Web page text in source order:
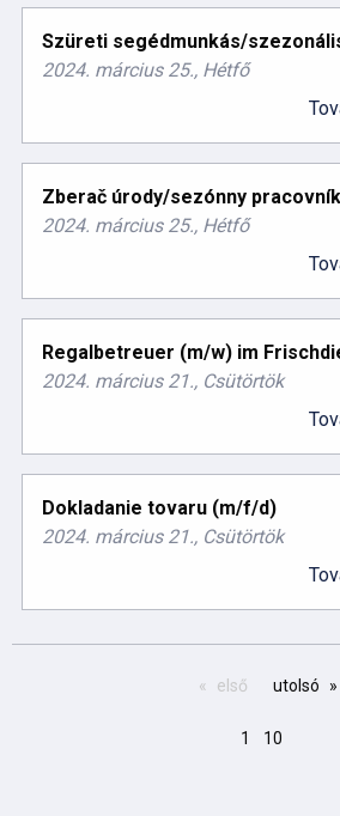
Szüreti segédmunkás/
2024. március 25., Hétfő
Zberač úrody/sezónny
2024. március 25., Hétfő
Regalbetreuer (m/w) im
2024. március 21., Csütörtök
Dokladanie tovaru (m/f/d)
2024. március 21., Csütörtök
első utolsó
1 10